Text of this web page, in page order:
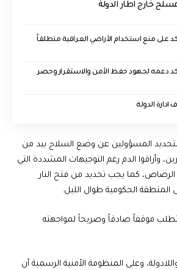
خارج اطار الدولة
على منع استخدام الأراضي العراقية منطلقاً
يؤكد دعمه لجهود حفظ الأمن والاستقرار وحصر
ادارة الدولة
المسؤولين عن وضع السلاح بيد من
وأراقوا الدم رغم التوجيهات المشددة التي
الرصاص، كما يجب تحديد من فتح النار
المنطقة الحكومية طوال الليل.
موقفاً صادقاً وصريحاً لمواجهته
وعلى المنظومة الأمنية الرسمية أن